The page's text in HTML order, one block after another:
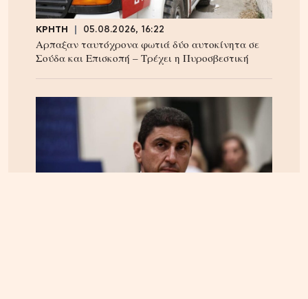
ΚΡΗΤΗ 05.08.2026, 16:22
Αρπαξαν ταυτόχρονα φωτιά δύο αυτοκίνητα σε
Σούδα και Επισκοπή – Τρέχει η Πυροσβεστική